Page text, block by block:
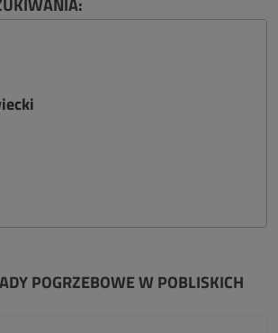
POGRZEBOWE W POBLISKICH